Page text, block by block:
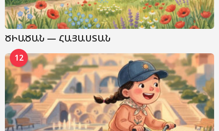
ԾԻԱԾԱՆ — ՀԱՅԱՍՏԱՆ
12